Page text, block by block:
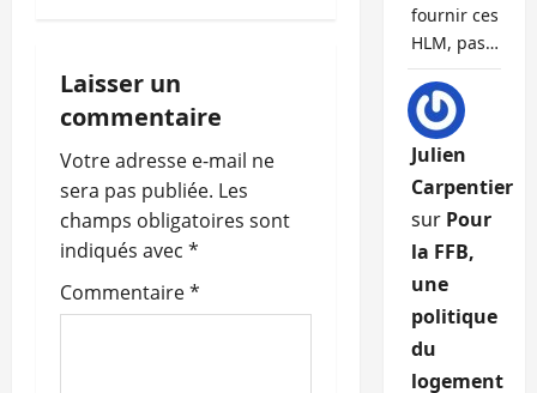
t
i
o
n
d
Laisser un
commentaire
Votre adresse e-mail ne
sera pas publiée. Les
champs obligatoires sont
indiqués avec *
Commentaire*
fournir ces
HLM, pas…
Julien
Carpentier
sur Pour
la FFB,
une
politique
du
logement